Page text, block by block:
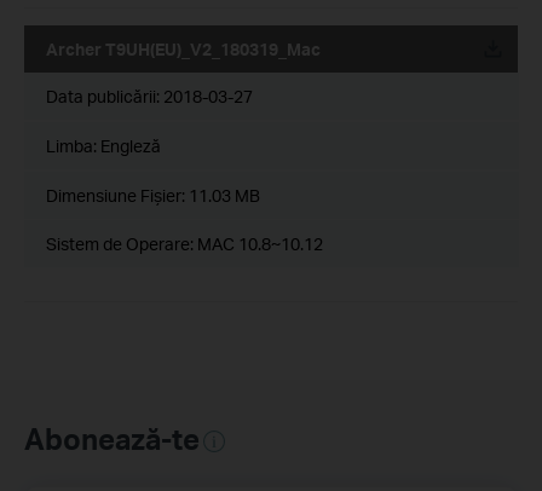
Archer T9UH(EU)_V2_180319_Mac
Data publicării: 2018-03-27
Limba: Engleză
Dimensiune Fişier: 11.03 MB
Sistem de Operare: MAC 10.8~10.12
Abonează-te